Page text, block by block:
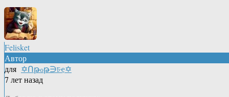
Felisket
Автор
для ✡Ոթℴթ∋চҿ✡
7 лет назад